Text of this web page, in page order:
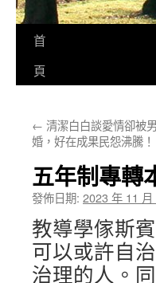
首
頁
← 清潔白白談愛情卻被
婚，好在成果民怨沸騰！
五年制專轉
發佈日期: 2023 年 11 月
教導學傢斯
可以或許自
治理的人。